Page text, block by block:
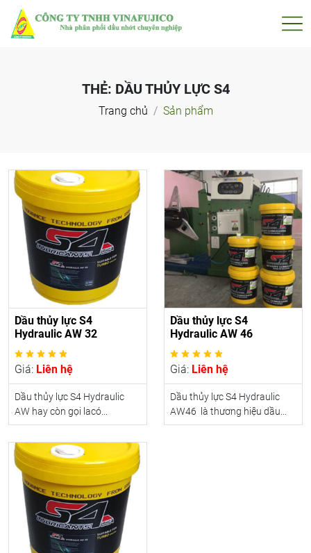
THẺ: DẦU THỦY LỰC S4
Trang chủ Sản phẩm
Dầu thủy lực S4
Hydraulic AW 32
Giá: Liên hệ
Dầu thủy lực S4 Hydraulic
AW hay còn gọi lacó...
Dầu thủy lực S4
Hydraulic AW 46
Giá: Liên hệ
Dầu thủy lực S4 Hydraulic
AW46 là thương hiệu dầu...